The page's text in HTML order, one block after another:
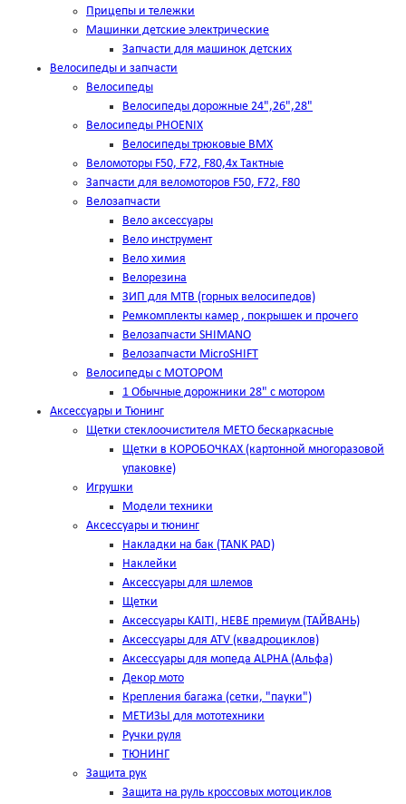
Прицепы и тележки
Машинки детские электрические
Запчасти для машинок детских
Велосипеды и запчасти
Велосипеды
Велосипеды дорожные 24",26",28"
Велосипеды PHOENIX
Велосипеды трюковые BMX
Веломоторы F50, F72, F80,4х Тактные
Запчасти для веломоторов F50, F72, F80
Велозапчасти
Вело аксессуары
Вело инструмент
Вело химия
Велорезина
ЗИП для MTB (горных велосипедов)
Ремкомплекты камер , покрышек и прочего
Велозапчасти SHIMANO
Велозапчасти MicroSHIFT
Велосипеды с МОТОРОМ
1 Обычные дорожники 28" с мотором
Аксессуары и Тюнинг
Щетки стеклоочистителя METO бескаркасные
Щетки в КОРОБОЧКАХ (картонной многоразовой
упаковке)
Игрушки
Модели техники
Аксессуары и тюнинг
Накладки на бак (TANK PAD)
Наклейки
Аксессуары для шлемов
Щетки
Аксессуары KAITI, HEBE премиум (ТАЙВАНЬ)
Аксессуары для ATV (квадроциклов)
Аксессуары для мопеда ALPHA (Альфа)
Декор мото
Крепления багажа (сетки, "пауки")
МЕТИЗЫ для мототехники
Ручки руля
ТЮНИНГ
Защита рук
Защита на руль кроссовых мотоциклов